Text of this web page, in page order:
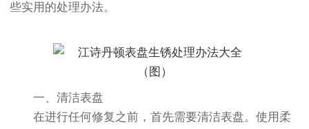
些实用的处理办法。
一、清洁表盘
在进行任何修复之前，首先需要清洁表盘。使用柔